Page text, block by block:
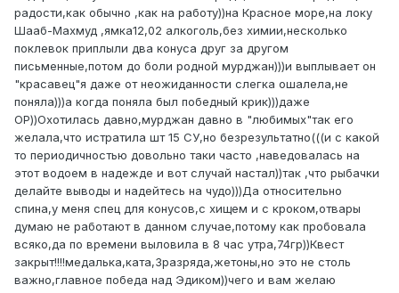
радости,как обычно ,как на работу))на Красное море,на локу
Шааб-Махмуд ,ямка12,02 алкоголь,без химии,несколько
поклевок приплыли два конуса друг за другом
письменные,потом до боли родной мурджан)))и выплывает он
"красавец"я даже от неожиданности слегка ошалела,не
поняла)))а когда поняла был победный крик)))даже
ОР))Охотилась давно,мурджан давно в "любимых"так его
желала,что истратила шт 15 СУ,но безрезультатно(((и с какой
то периодичностью довольно таки часто ,наведовалась на
этот водоем в надежде и вот случай настал))так ,что рыбачки
делайте выводы и надейтесь на чудо)))Да относительно
спина,у меня спец для конусов,с хищем и с кроком,отвары
думаю не работают в данном случае,потому как пробовала
всяко,да по времени выловила в 8 час утра,74гр))Квест
закрыт!!!!медалька,ката,3разряда,жетоны,но это не столь
важно,главное победа над Эдиком))чего и вам желаю